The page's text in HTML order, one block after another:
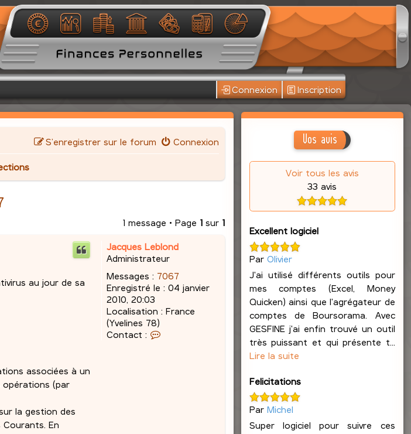
Connexion Inscription
Connexion
S’enregistrer sur le forum
1 message • Page 1sur 1
Jacques Leblond
Administrateur
Messages : 7067
Enregistré le : 04 janvier
2010, 20:03
Localisation : France
(Yvelines 78)
Contact :
au jour de sa
associées à un
opérations (par
la gestion des
En
Vos avis
Voir tous les avis
33 avis
Excellent logiciel
Par Olivier
J'ai utilisé différents outils pour
mes comptes (Excel, Money
Quicken) ainsi que l'agrégateur de
comptes de Boursorama. Avec
GESFINE j'ai enfin trouvé un outil
très puissant et qui présente t...
Lire la suite
Felicitations
Par Michel
Super logiciel pour suivre ces